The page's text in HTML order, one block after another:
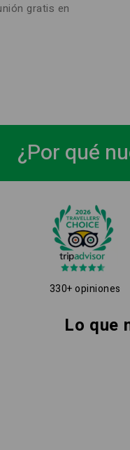
gratis en
¿Por qué
330+ opiniones
Lo que